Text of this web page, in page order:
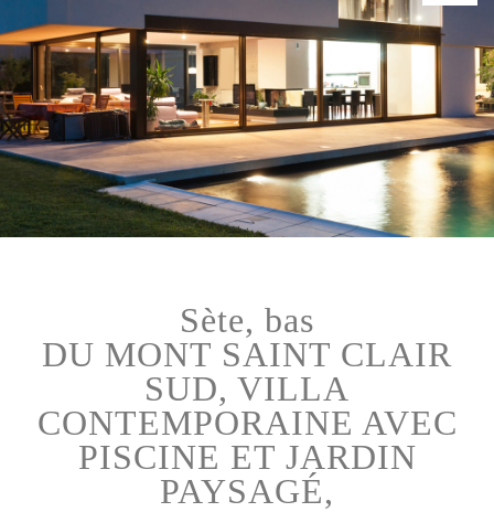
sète, bas
DU MONT SAINT CLAIR
SUD, VILLA
CONTEMPORAINE AVEC
PISCINE ET JARDIN
PAYSAGÉ,